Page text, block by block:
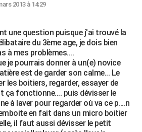
2013 à 14:29
une question puisque j'ai trouvé la
du 3ème age, je dois bien
à mes problèmes....
je pourrais donner à un(e) novice
est de garder son calme... Le
les boitiers, regarder, essayer de
ça fonctionne.... puis dévisser le
à laver pour regarder où va ce p....n
en fait dans un micro boitier
il faut aussi dévisser le petit